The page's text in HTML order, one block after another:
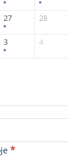
27 28
3 4
*